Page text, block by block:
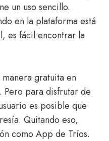
un uso sencillo.
en la plataforma está
es fácil encontrar la
gratuita en
para disfrutar de
es posible que
Quitando eso,
como App de Tríos.